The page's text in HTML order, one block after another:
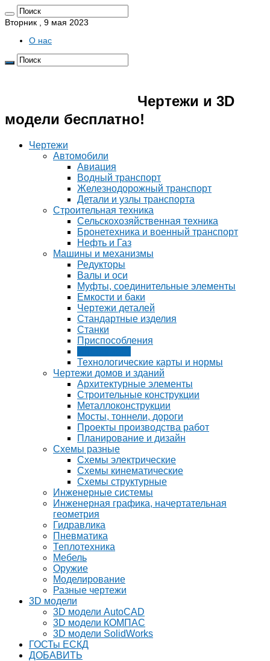
Вторник , 9 мая 2023
О нас
Чертежи и 3D
модели бесплатно!
Чертежи
Автомобили
Авиация
Водный транспорт
Железнодорожный транспорт
Детали и узлы транспорта
Строительная техника
Сельскохозяйственная техника
Бронетехника и военный транспорт
Нефть и Газ
Машины и механизмы
Редукторы
Валы и оси
Муфты, соединительные элементы
Емкости и баки
Чертежи деталей
Стандартные изделия
Станки
Приспособления
Технологические карты и нормы
Чертежи домов и зданий
Архитектурные элементы
Строительные конструкции
Металлоконструкции
Мосты, тоннели, дороги
Проекты производства работ
Планирование и дизайн
Схемы разные
Схемы электрические
Схемы кинематические
Схемы структурные
Инженерные системы
Инженерная графика, начертательная
геометрия
Гидравлика
Пневматика
Теплотехника
Мебель
Оружие
Моделирование
Разные чертежи
3D модели
3D модели AutoCAD
3D модели КОМПАС
3D модели SolidWorks
ГОСТы ЕСКД
ДОБАВИТЬ